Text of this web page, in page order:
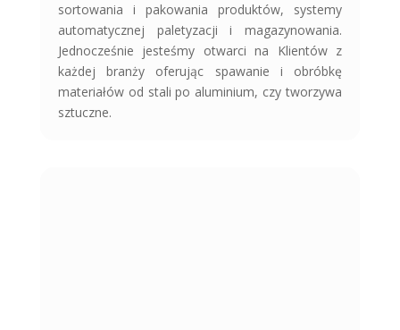
sortowania i pakowania produktów, systemy
automatycznej paletyzacji i magazynowania.
Jednocześnie jesteśmy otwarci na Klientów z
każdej branży oferując spawanie i obróbkę
materiałów od stali po aluminium, czy tworzywa
sztuczne.